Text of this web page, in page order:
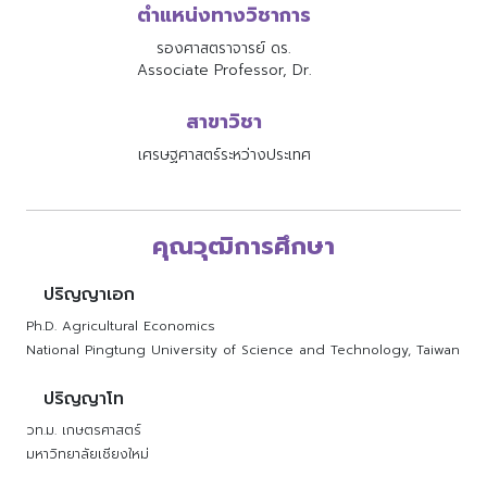
ตำแหน่งทางวิชาการ
รองศาสตราจารย์ ดร.
Associate Professor, Dr.
สาขาวิชา
เศรษฐศาสตร์ระหว่างประเทศ
คุณวุฒิการศึกษา
ปริญญาเอก
Ph.D. Agricultural Economics
National Pingtung University of Science and Technology, Taiwan
ปริญญาโท
วท.ม. เกษตรศาสตร์
มหาวิทยาลัยเชียงใหม่